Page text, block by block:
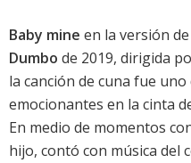
Baby mine en la versión de
Dumbo de 2019, dirigida
la canción de cuna fue
emocionantes en la cinta
En medio de momentos
hijo, contó con música del